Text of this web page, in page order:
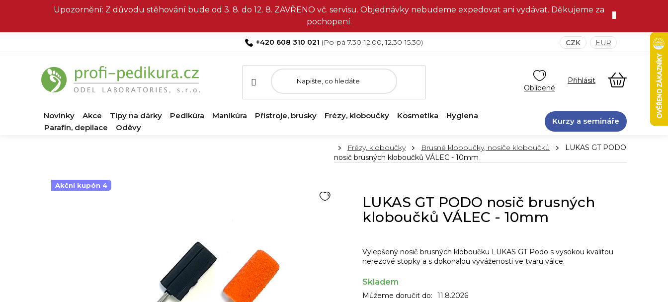
Upozornění: Z důvodu stěhování bude od 3. 8. do 12. 8. ZAVŘENO vč. servisu. Objednávky nebudeme expedovat ani vydávat. Děkujeme za
pochopení.
+420 608 310 021 CZK EUR
NÁKUPNÍ
KOŠÍK
Novinky Akce Tipy na dárky Pedikúra Manikúra Přístroje, brusky Frézy, kloboučky Kosmetika
Hygiena
Parafín, depilace
Oděvy
Kurzy a semináře
DomůFrézy, kloboučky Brusné kloboučky, nosiče kloboučků
LUKAS GT PODO
nosič brusných kloboučků VÁLEC - 10mm
LUKAS GT PODO nosič brusných
kloboučků VÁLEC - 10mm
Vylepšený nosič brusných kloboučku LUKAS GT Podo s vysokou kvalitou
nerezové stopky a s dokonalou vyváženosti ve tvaru válce.
Skladem
Můžeme doručit do: 11.8.2026
Akční kupón 4